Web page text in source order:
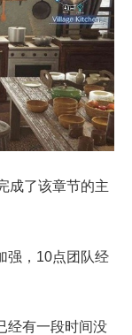
成了该章节的主
强，10点团队经
经有一段时间没